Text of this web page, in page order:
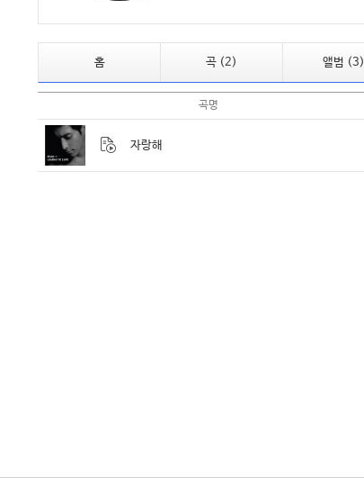
홈 곡 (2) 앨범 (3)
곡명
자랑해